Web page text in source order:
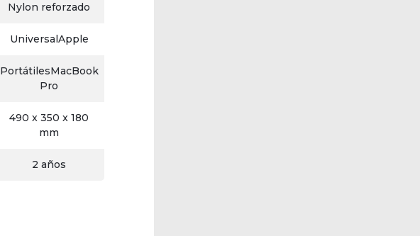
Nylon reforzado
UniversalApple
PortátilesMacBook
Pro
490 x 350 x 180
mm
2 años